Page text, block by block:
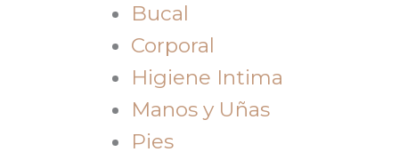
Bucal
Corporal
Higiene Intima
Manos y Uñas
Pies